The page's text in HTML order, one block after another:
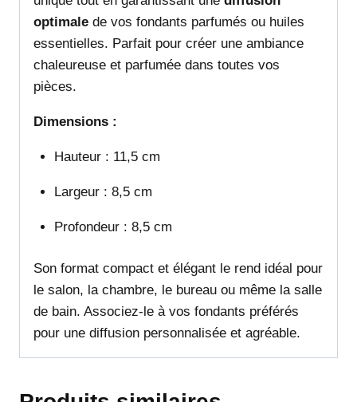
optimale de vos fondants parfumés ou huiles
essentielles. Parfait pour créer une ambiance
chaleureuse et parfumée dans toutes vos
pièces.
Dimensions :
Hauteur : 11,5 cm
Largeur : 8,5 cm
Profondeur : 8,5 cm
Son format compact et élégant le rend idéal pour
le salon, la chambre, le bureau ou même la salle
de bain. Associez-le à vos fondants préférés
pour une diffusion personnalisée et agréable.